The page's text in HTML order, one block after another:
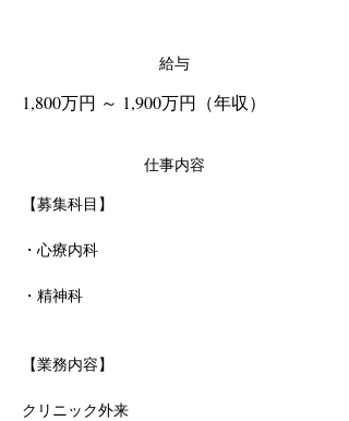
給与
1,800万円 ～ 1,900万円（年収）
仕事内容
【募集科目】
・心療内科
・精神科
【業務内容】
クリニック外来